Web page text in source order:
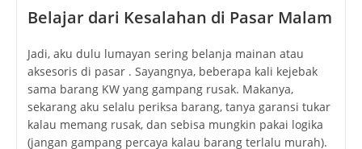
Belajar dari Kesalahan di Pasar Malam
Jadi, aku dulu lumayan sering belanja mainan atau
aksesoris di pasar . Sayangnya, beberapa kali kejebak
sama barang KW yang gampang rusak. Makanya,
sekarang aku selalu periksa barang, tanya garansi tukar
kalau memang rusak, dan sebisa mungkin pakai logika
(jangan gampang percaya kalau barang terlalu murah).